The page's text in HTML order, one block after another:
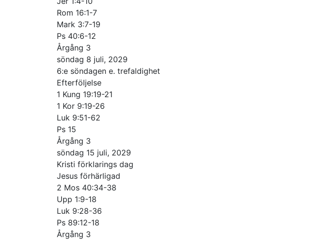
Rom 16:1-7
Mark 3:7-19
Ps 40:6-12
Årgång 3
söndag 8 juli, 2029
6:e söndagen e. trefaldighet
Efterföljelse
1 Kung 19:19-21
1 Kor 9:19-26
Luk 9:51-62
Ps 15
Årgång 3
söndag 15 juli, 2029
Kristi förklarings dag
Jesus förhärligad
2 Mos 40:34-38
Upp 1:9-18
Luk 9:28-36
Ps 89:12-18
Årgång 3